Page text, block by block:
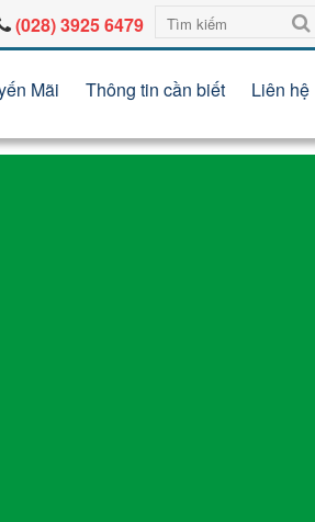
(028) 3925 6479
Mãi Thông tin cần biết Liên hệ